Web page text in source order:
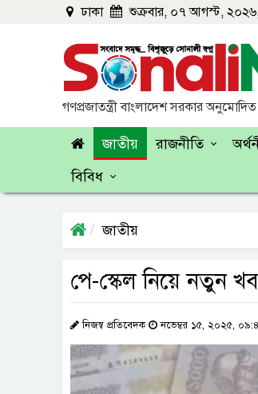
ঢাকা শুক্রবার, ০৭ আগস্ট,
গণপ্রজাতন্ত্রী বাংলাদেশ সরকার
জাতীয় রাজনীতি
বিবিধ
জাতীয়
পে-স্কেল নিয়ে নতুন
নিজস্ব প্রতিবেদক নভেম্বর ১৫, ২০২৫,